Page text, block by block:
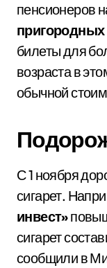
пенсионеров
пригородных
билеты для
возраста в
обычной
С 1 ноября
сигарет.
инвест»
сигарет
сообщили в